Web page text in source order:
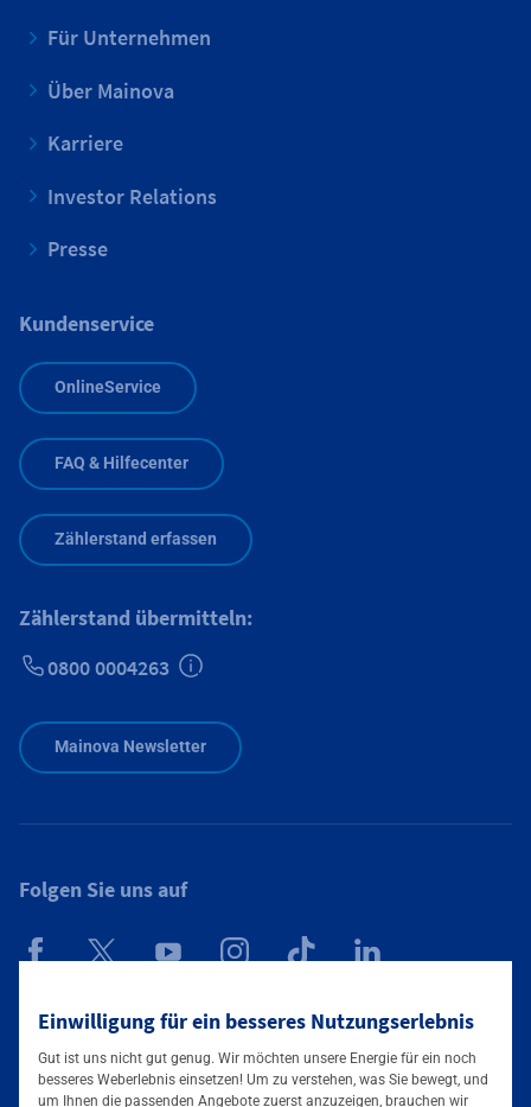
Einwilligung für ein besseres Nutzungserlebnis
Gut ist uns nicht gut genug. Wir möchten unsere Energie für ein noch
besseres Weberlebnis einsetzen! Um zu verstehen, was Sie bewegt, und
um Ihnen die passenden Angebote zuerst anzuzeigen, brauchen wir
Für Unternehmen
Über Mainova
Karriere
Investor Relations
Presse
Kundenservice
OnlineService
FAQ & Hilfecenter
Zählerstand erfassen
Zählerstand übermitteln:
0800 0004263
Mainova Newsletter
Folgen Sie uns auf
Mainova App